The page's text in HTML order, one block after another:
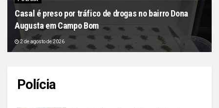
Casal é preso por tráfico de drogas no bairro Dona
Augusta em Campo Bom
2 de agosto de 2026
Polícia